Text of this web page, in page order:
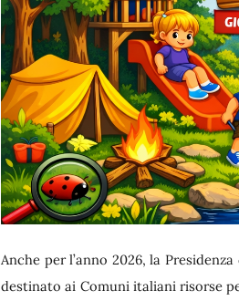
Anche per l’anno 2026, la
destinato ai Comuni italiani risorse